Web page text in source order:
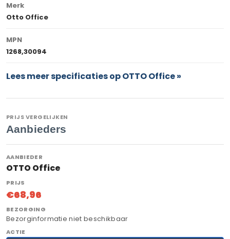
Merk
Otto Office
MPN
1268,30094
Lees meer specificaties op OTTO Office »
PRIJS VERGELIJKEN
Aanbieders
OTTO Office
€68,96
Bezorginformatie niet beschikbaar